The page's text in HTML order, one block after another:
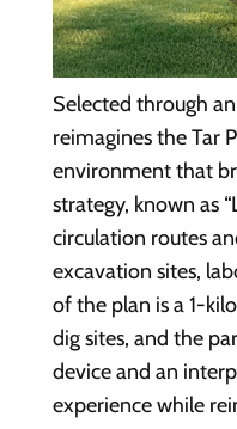
Selected through
reimagines the Tar
environment that
strategy, known as
circulation routes
excavation sites,
of the plan is a 1-
dig sites, and the
device and an
experience while